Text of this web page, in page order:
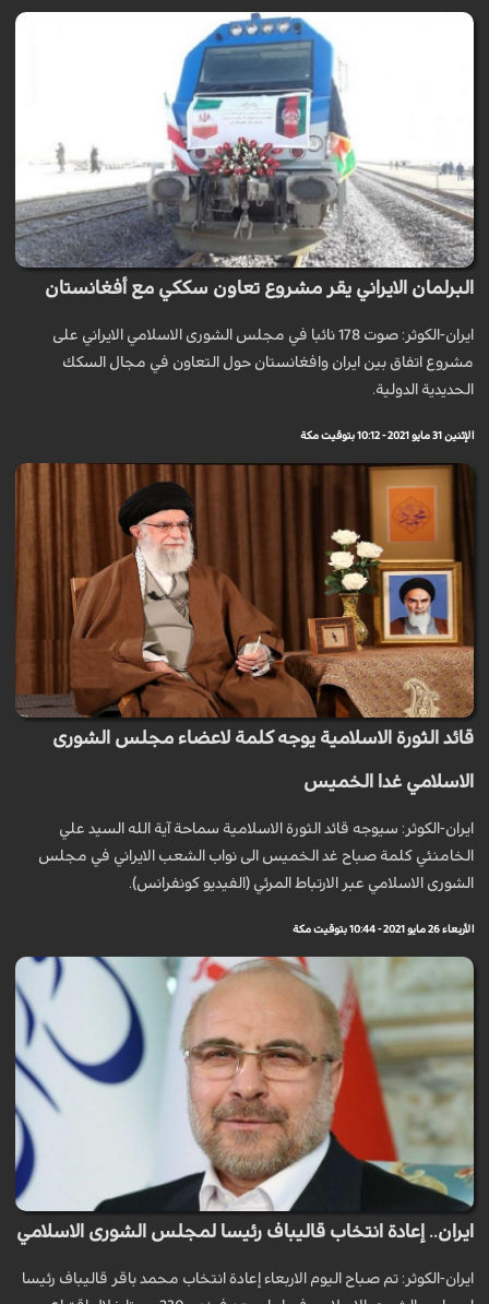
البرلمان الايراني يقر مشروع تعاون سككي مع أفغانستان
ايران-الكوثر: صوت 178 نائبا في مجلس الشورى الاسلامي الايراني على
مشروع اتفاق بين ايران وافغانستان حول التعاون في مجال السكك
الحديدية الدولية.
الإثنين 31 مايو 2021 - 10:12 بتوقيت مكة
قائد الثورة الاسلامية يوجه كلمة لاعضاء مجلس الشورى
الاسلامي غدا الخميس
ايران-الكوثر: سيوجه قائد الثورة الاسلامية سماحة آية الله السيد علي
الخامنئي كلمة صباح غد الخميس الى نواب الشعب الايراني في مجلس
الشورى الاسلامي عبر الارتباط المرئي (الفيديو كونفرانس).
الأربعاء 26 مايو 2021 - 10:44 بتوقيت مكة
ايران.. إعادة انتخاب قاليباف رئيسا لمجلس الشورى الاسلامي
ايران-الكوثر: تم صباح اليوم الاربعاء إعادة انتخاب محمد باقر قاليباف رئيسا